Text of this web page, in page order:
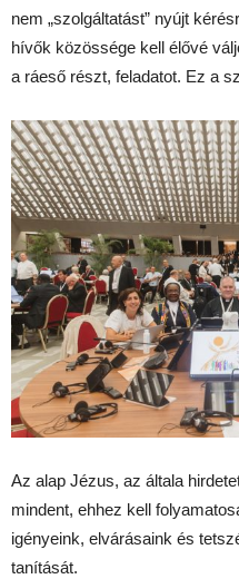
nem „szolgáltatást” nyújt
hívők közössége kell élővé
a ráeső részt, feladatot. Ez a
Az alap Jézus, az általa
mindent, ehhez kell
igényeink, elvárásaink és
tanítását.